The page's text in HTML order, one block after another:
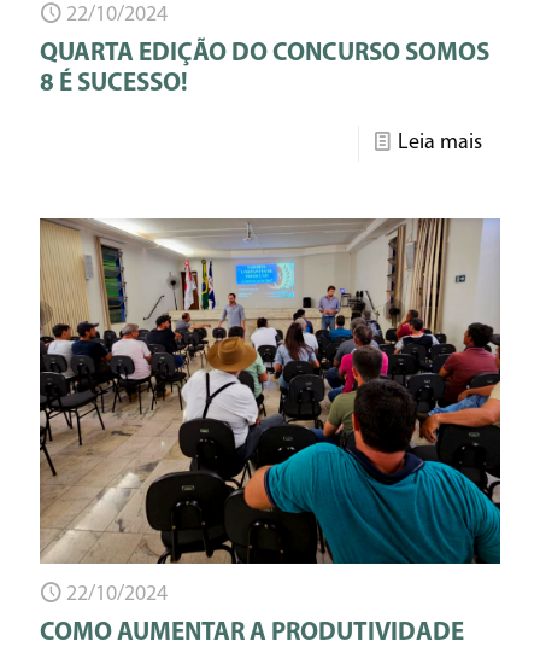
22/10/2024
QUARTA EDIÇÃO DO CONCURSO SOMOS
8 É SUCESSO!
Leia mais
22/10/2024
COMO AUMENTAR A PRODUTIVIDADE